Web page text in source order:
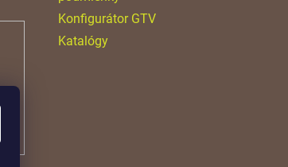
Konfigurátor GTV
Katalógy